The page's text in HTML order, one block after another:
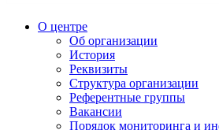
О центре
Об организации
История
Реквизиты
Структура организации
Референтные группы
Вакансии
Порядок мониторинга и